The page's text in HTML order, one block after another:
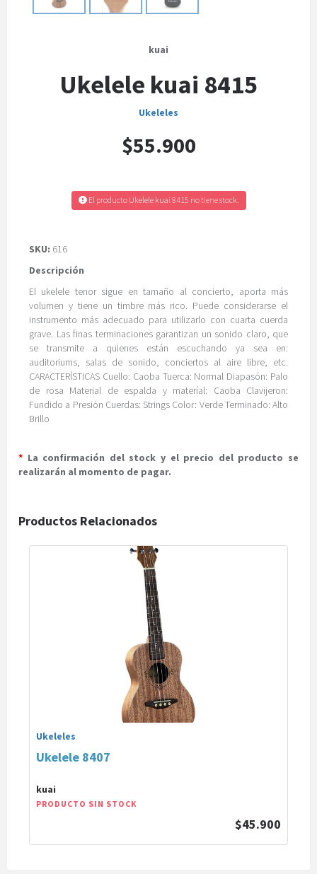
kuai
Ukelele kuai 8415
Ukeleles
$55.900
El producto Ukelele kuai 8415 no tiene stock.
SKU: 616
Descripción
El ukelele tenor sigue en tamaño al concierto, aporta más
volumen y tiene un timbre más rico. Puede considerarse el
instrumento más adecuado para utilizarlo con cuarta cuerda
grave. Las finas terminaciones garantizan un sonido claro, que
se transmite a quienes están escuchando ya sea en:
auditoriums, salas de sonido, conciertos al aire libre, etc.
CARACTERÍSTICAS Cuello: Caoba Tuerca: Normal Diapasón: Palo
de rosa Material de espalda y materíal: Caoba Clavijeron:
Fundido a Presión Cuerdas: Strings Color: Verde Terminado: Alto
Brillo
* La confirmación del stock y el precio del producto se
realizarán al momento de pagar.
Productos Relacionados
Ukeleles
Ukelele 8407
kuai
PRODUCTO SIN STOCK
$45.900